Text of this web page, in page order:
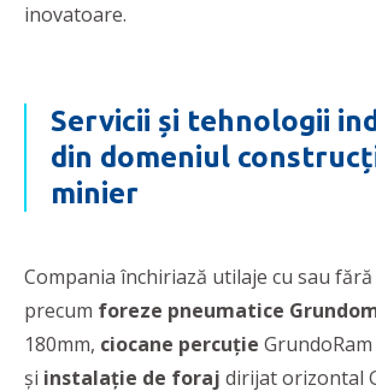
inovatoare.
Servicii și tehnologii
din domeniul
minier
Compania închiriază utilaje cu sau
precum foreze pneumatice
180mm, ciocane percuție
și instalație de foraj dirijat orizontal